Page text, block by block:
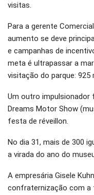
visitas.
Para a gerente
aumento se deve
e campanhas de
meta é ultrapassar a
visitação do parque: 925
Um outro
Dreams Motor Show
festa de réveillon.
No dia 31, mais de 300
a virada do ano do
A empresária Gisele
confraternização com a